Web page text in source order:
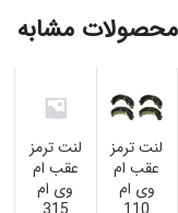
محصولات مشابه
لنت ترمز
عقب ام
وی ام
لنت ترمز
عقب ام
وی ام